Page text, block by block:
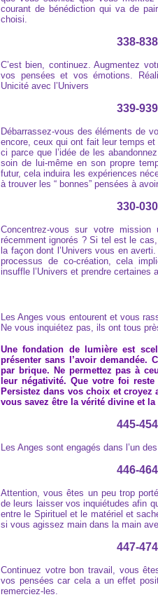
courant de bénédiction qui va de
choisi.
338-
C’est bien, continuez. Augmentez
vos pensées et vos émotions.
Unicité avec l’Univers
339-
Débarrassez-vous des éléments de
encore, ceux qui ont fait leur temps
ci parce que l’idée de les
soin de lui-même en son propre
futur, cela induira les expériences
à trouver les “ bonnes” pensées à
330-
Concentrez-vous sur votre
récemment ignorés ? Si tel est le
la façon dont l’Univers vous en
processus de co-création, cela
insuffle l’Univers et prendre certaines
Les Anges vous entourent et vous
Ne vous inquiétez pas, ils ont tous
Une fondation de lumière est
présenter sans l’avoir demandée.
par brique. Ne permettez pas à
leur négativité. Que votre foi
Persistez dans vos choix et croyez
vous savez être la vérité divine et
445-
Les Anges sont engagés dans l’un
446-
Attention, vous êtes un peu trop
de leurs laisser vos inquiétudes afin
entre le Spirituel et le matériel et
si vous agissez main dans la main
447-
Continuez votre bon travail, vous
vos pensées car cela a un effet
remerciez-les.